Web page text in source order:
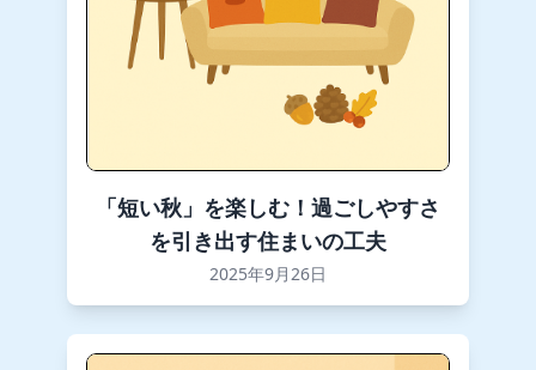
「短い秋」を楽しむ！過ごしやすさ
を引き出す住まいの工夫
2025年9月26日